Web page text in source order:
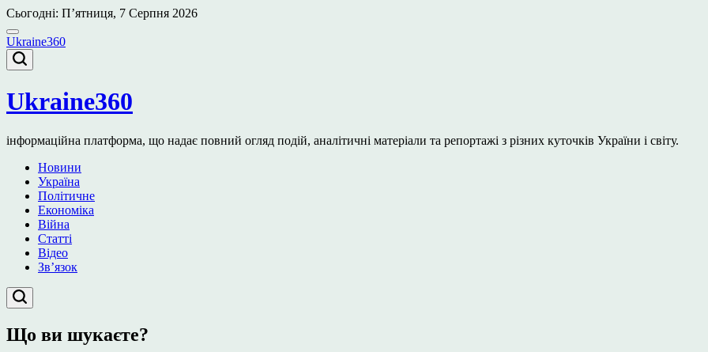
Перейти
до
вмісту
Сьогодні: П’ятниця, 7 Серпня 2026
Ukraine360
Ukraine360
інформаційна платформа, що надає повний огляд подій, аналітичні матеріали та репортажі з різних куточків України і світу.
Новини
Україна
Політичне
Економіка
Війна
Статті
Відео
Зв’язок
Що ви шукаєте?